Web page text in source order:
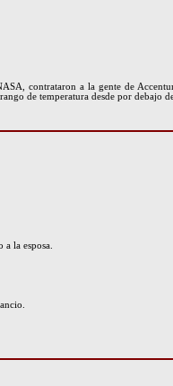
contrataron a la gente de
de temperatura desde por debajo de
la esposa.